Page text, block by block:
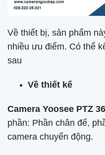
Về thiết bị, sản phẩm
nhiều ưu điểm. Có thể
sau
Về thiết kế
Camera Yoosee PTZ
phần: Phần chân đế,
camera chuyển động.